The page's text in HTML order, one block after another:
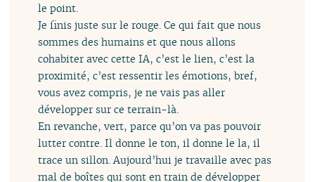
le point.
Je finis juste sur le rouge. Ce qui fait que nous
sommes des humains et que nous allons
cohabiter avec cette IA, c’est le lien, c’est la
proximité, c’est ressentir les émotions, bref,
vous avez compris, je ne vais pas aller
développer sur ce terrain-là.
En revanche, vert, parce qu’on va pas pouvoir
lutter contre. Il donne le ton, il donne le la, il
trace un sillon. Aujourd’hui je travaille avec pas
mal de boîtes qui sont en train de développer